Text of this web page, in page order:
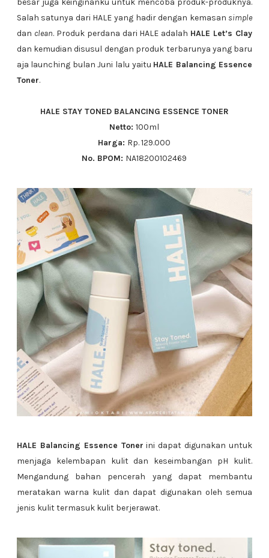
besar juga keinginanku untuk mencoba produk-produknya.
Salah satunya dari HALE yang hadir dengan kemasan simple
dan clean. Produk perdana dari HALE adalah HALE Let’s Clay
dan kemudian disusul dengan produk terbarunya yang baru
aja launching bulan Juni lalu yaitu HALE Balancing Essence
Toner.
HALE STAY TONED BALANCING ESSENCE TONER
Netto:100ml
Harga: Rp. 129.000
No. BPOM: NA18200102469
HALE Balancing Essence Toner ini dapat digunakan untuk
menjaga kelembapan kulit dan keseimbangan pH kulit.
Mengandung bahan pencerah yang dapat membantu
meratakan warna kulit dan dapat digunakan oleh semua
jenis kulit termasuk kulit berjerawat.